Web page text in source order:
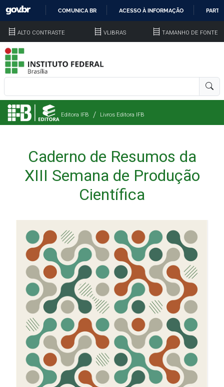
COMUNICA BR ACESSO À INFORMAÇÃO
ALTO CONTRASTE VLIBRAS TAMANHO DE FONTE
Editora IFB Livros Editora IFB
Caderno de Resumos da
XIII Semana de Produção
Científica